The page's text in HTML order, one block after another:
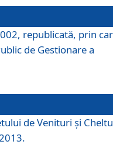
republicată, prin
de Gestionare a
de Venituri şi